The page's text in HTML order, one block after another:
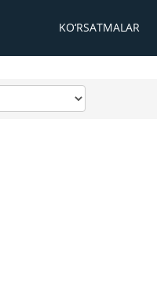
KO‘RSATMALAR